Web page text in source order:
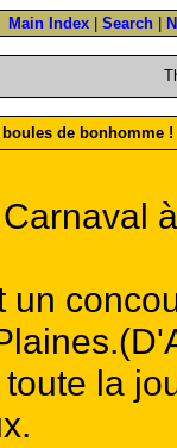
Main Index Search
de bonhomme !
un
la